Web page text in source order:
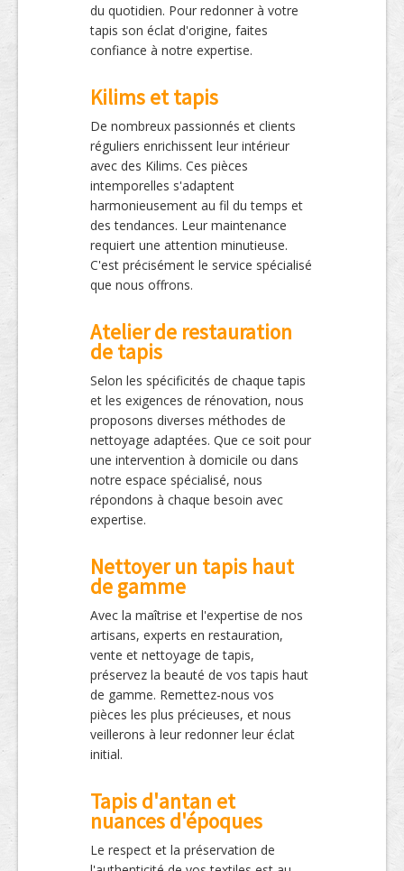
du quotidien. Pour redonner à votre
tapis son éclat d'origine, faites
confiance à notre expertise.
Kilims et tapis
De nombreux passionnés et clients
réguliers enrichissent leur intérieur
avec des Kilims. Ces pièces
intemporelles s'adaptent
harmonieusement au fil du temps et
des tendances. Leur maintenance
requiert une attention minutieuse.
C'est précisément le service spécialisé
que nous offrons.
Atelier de restauration
de tapis
Selon les spécificités de chaque tapis
et les exigences de rénovation, nous
proposons diverses méthodes de
nettoyage adaptées. Que ce soit pour
une intervention à domicile ou dans
notre espace spécialisé, nous
répondons à chaque besoin avec
expertise.
Nettoyer un tapis haut
de gamme
Avec la maîtrise et l'expertise de nos
artisans, experts en restauration,
vente et nettoyage de tapis,
préservez la beauté de vos tapis haut
de gamme. Remettez-nous vos
pièces les plus précieuses, et nous
veillerons à leur redonner leur éclat
initial.
Tapis d'antan et
nuances d'époques
Le respect et la préservation de